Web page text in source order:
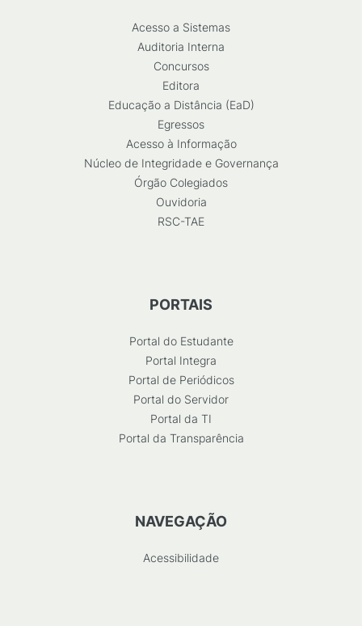
Acesso a Sistemas
Auditoria Interna
Concursos
Editora
Educação a Distância (EaD)
Egressos
Acesso à Informação
Núcleo de Integridade e Governança
Órgão Colegiados
Ouvidoria
RSC-TAE
PORTAIS
Portal do Estudante
Portal Integra
Portal de Periódicos
Portal do Servidor
Portal da TI
Portal da Transparência
NAVEGAÇÃO
Acessibilidade